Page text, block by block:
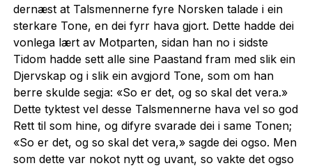
dernæst at Talsmennerne fyre Norsken talade i ein
sterkare Tone, en dei fyrr hava gjort. Dette hadde dei
vonlega lært av Motparten, sidan han no i sidste
Tidom hadde sett alle sine Paastand fram med slik ein
Djervskap og i slik ein avgjord Tone, som om han
berre skulde segja: «So er det, og so skal det vera.»
Dette tyktest vel desse Talsmennerne hava vel so god
Rett til som hine, og difyre svarade dei i same Tonen;
«So er det, og so skal det vera,» sagde dei ogso. Men
som dette var nokot nytt og uvant, so vakte det ogso